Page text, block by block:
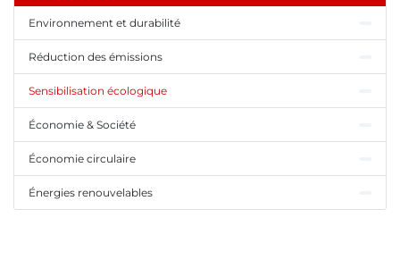
Environnement et durabilité
Réduction des émissions
Sensibilisation écologique
Économie & Société
Économie circulaire
Énergies renouvelables